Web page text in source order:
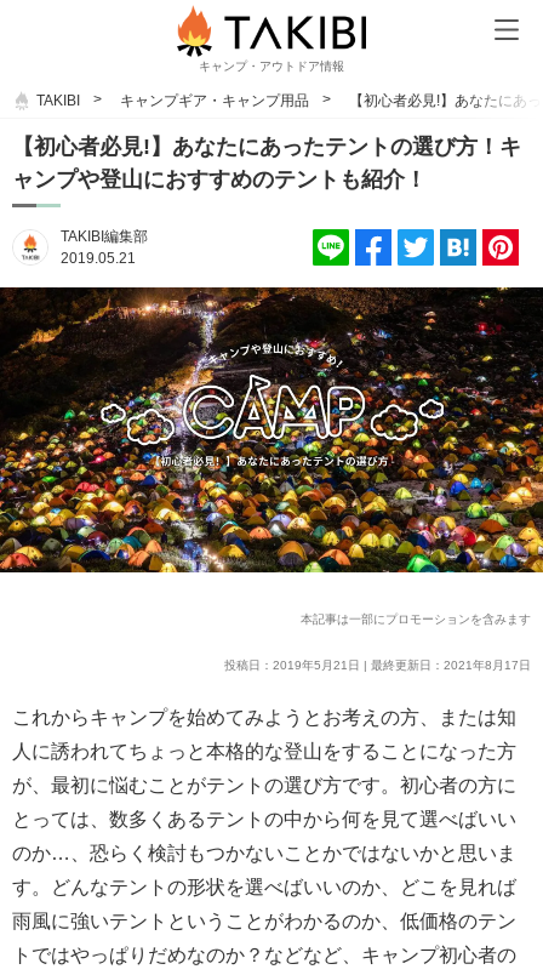
キャンプ・アウトドア情報
TAKIBI キャンプギア・キャンプ用品 【初心者必見!】あなたにあ
【初心者必見!】あなたにあったテントの選び方！キ
ャンプや登山におすすめのテントも紹介！
TAKIBI編集部
2019.05.21
本記事は一部にプロモーションを含みます
投稿日：2019年5月21日 | 最終更新日：2021年8月17日
これからキャンプを始めてみようとお考えの方、または知
人に誘われてちょっと本格的な登山をすることになった方
が、最初に悩むことがテントの選び方です。初心者の方に
とっては、数多くあるテントの中から何を見て選べばいい
のか…、恐らく検討もつかないことかではないかと思いま
す。どんなテントの形状を選べばいいのか、どこを見れば
雨風に強いテントということがわかるのか、低価格のテン
トではやっぱりだめなのか？などなど、キャンプ初心者の